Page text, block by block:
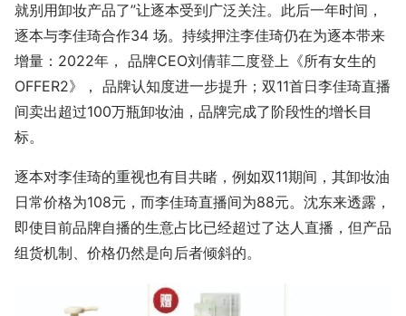
就别用卸妆产品了”让逐本受到广泛关注。此后一年时间，
逐本与李佳琦合作34 场。持续押注李佳琦仍在为逐本带来
增量：2022年， 品牌CEO刘倩菲二度登上《所有女生的
OFFER2》， 品牌认知度进一步提升；双11首日李佳琦直播
间卖出超过100万瓶卸妆油，品牌完成了阶段性的增长目
标。
逐本对李佳琦的重视也有目共睹，例如双11期间，其卸妆油
日常价格为108元，而李佳琦直播间为88元。沈东来透露，
即使目前品牌自播的生意占比已经超过了达人直播，但产品
组货机制、价格仍然是向后者倾斜的。